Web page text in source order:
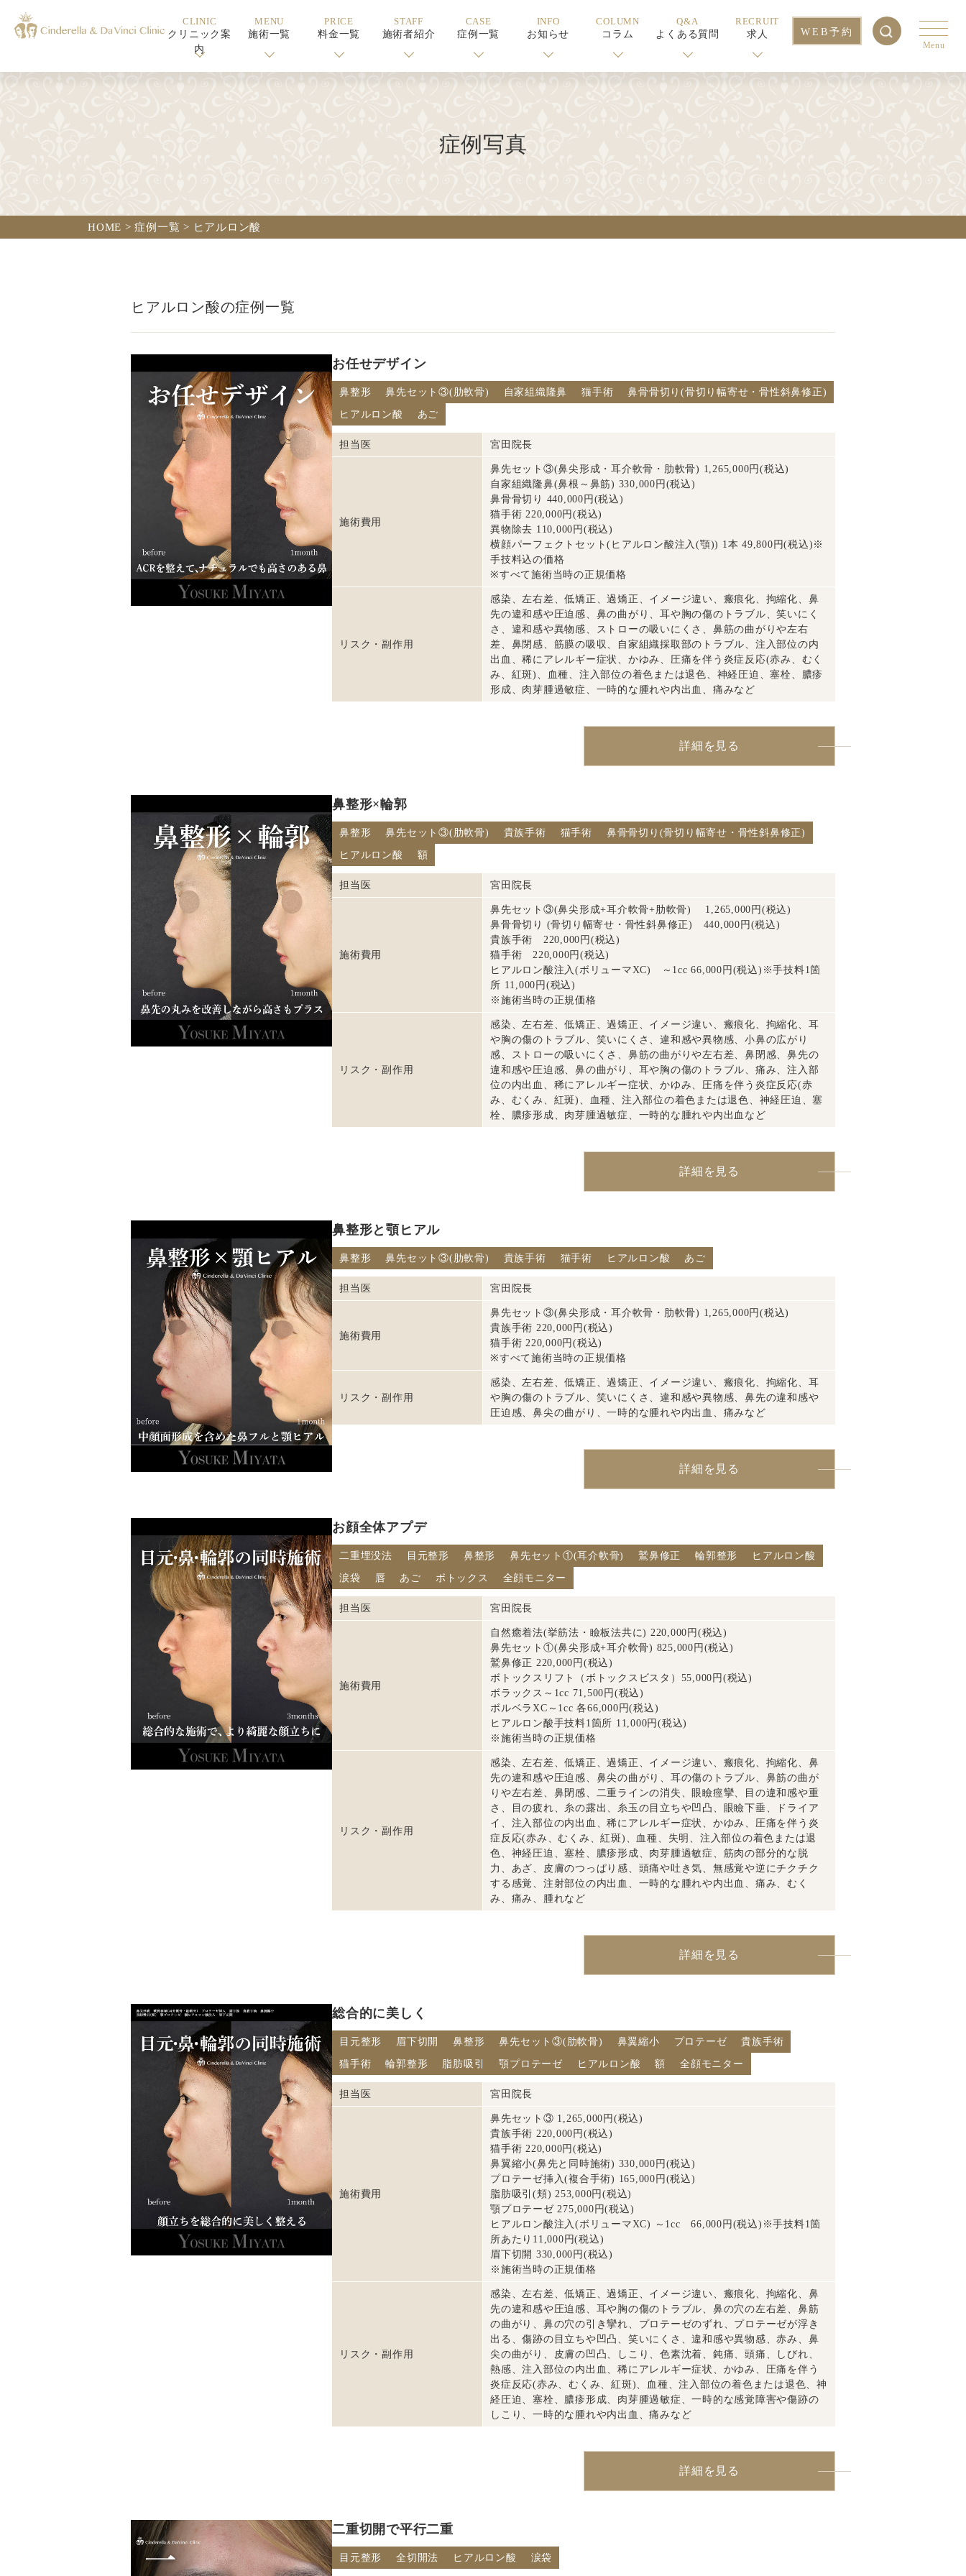
CLINIC
クリニック案
内
MENU
施術一覧
PRICE
料金一覧
STAFF
施術者紹介
CASE
症例一覧
INFO
お知らせ
COLUMN
コラム
Q&A
よくある質問
RECRUIT
求人
WEB予約
Menu
症例写真
HOME >症例一覧 > ヒアルロン酸
ヒアルロン酸の症例一覧
お任せデザイン
鼻整形 鼻先セット③(肋軟骨) 自家組織隆鼻 猫手術 鼻骨骨切り(骨切り幅寄せ・骨性斜鼻修正)
ヒアルロン酸 あご
担当医 宮田院長
施術費用
鼻先セット③(鼻尖形成・耳介軟骨・肋軟骨) 1,265,000円(税込)
自家組織隆鼻(鼻根～鼻筋) 330,000円(税込)
鼻骨骨切り 440,000円(税込)
猫手術 220,000円(税込)
異物除去 110,000円(税込)
横顔パーフェクトセット(ヒアルロン酸注入(顎)) 1本 49,800円(税込)※
手技料込の価格
※すべて施術当時の正規価格
リスク・副作用
感染、左右差、低矯正、過矯正、イメージ違い、瘢痕化、拘縮化、鼻
先の違和感や圧迫感、鼻の曲がり、耳や胸の傷のトラブル、笑いにく
さ、違和感や異物感、ストローの吸いにくさ、鼻筋の曲がりや左右
差、鼻閉感、筋膜の吸収、自家組織採取部のトラブル、注入部位の内
出血、稀にアレルギー症状、かゆみ、圧痛を伴う炎症反応(赤み、むく
み、紅斑)、血種、注入部位の着色または退色、神経圧迫、塞栓、膿疹
形成、肉芽腫過敏症、一時的な腫れや内出血、痛みなど
詳細を見る
鼻整形×輪郭
鼻整形 鼻先セット③(肋軟骨) 貴族手術 猫手術 鼻骨骨切り(骨切り幅寄せ・骨性斜鼻修正)
ヒアルロン酸 額
担当医 宮田院長
施術費用
鼻先セット③(鼻尖形成+耳介軟骨+肋軟骨) 1,265,000円(税込)
鼻骨骨切り (骨切り幅寄せ・骨性斜鼻修正) 440,000円(税込)
貴族手術 220,000円(税込)
猫手術 220,000円(税込)
ヒアルロン酸注入(ボリューマXC) ～1cc 66,000円(税込)※手技料1箇
所 11,000円(税込)
※施術当時の正規価格
リスク・副作用
感染、左右差、低矯正、過矯正、イメージ違い、瘢痕化、拘縮化、耳
や胸の傷のトラブル、笑いにくさ、違和感や異物感、小鼻の広がり
感、ストローの吸いにくさ、鼻筋の曲がりや左右差、鼻閉感、鼻先の
違和感や圧迫感、鼻の曲がり、耳や胸の傷のトラブル、痛み、注入部
位の内出血、稀にアレルギー症状、かゆみ、圧痛を伴う炎症反応(赤
み、むくみ、紅斑)、血種、注入部位の着色または退色、神経圧迫、塞
栓、膿疹形成、肉芽腫過敏症、一時的な腫れや内出血など
詳細を見る
鼻整形と顎ヒアル
鼻整形 鼻先セット③(肋軟骨) 貴族手術 猫手術 ヒアルロン酸 あご
担当医 宮田院長
施術費用
鼻先セット③(鼻尖形成・耳介軟骨・肋軟骨) 1,265,000円(税込)
貴族手術 220,000円(税込)
猫手術 220,000円(税込)
※すべて施術当時の正規価格
リスク・副作用
感染、左右差、低矯正、過矯正、イメージ違い、瘢痕化、拘縮化、耳
や胸の傷のトラブル、笑いにくさ、違和感や異物感、鼻先の違和感や
圧迫感、鼻尖の曲がり、一時的な腫れや内出血、痛みなど
詳細を見る
お顔全体アプデ
二重埋没法 目元整形 鼻整形 鼻先セット①(耳介軟骨) 鷲鼻修正 輪郭整形 ヒアルロン酸
涙袋 唇 あご ボトックス 全顔モニター
担当医 宮田院長
施術費用
自然癒着法(挙筋法・瞼板法共に) 220,000円(税込)
鼻先セット①(鼻尖形成+耳介軟骨) 825,000円(税込)
鷲鼻修正 220,000円(税込)
ボトックスリフト（ボトックスビスタ）55,000円(税込)
ボラックス～1cc 71,500円(税込)
ボルベラXC～1cc 各66,000円(税込)
ヒアルロン酸手技料1箇所 11,000円(税込)
※施術当時の正規価格
リスク・副作用
感染、左右差、低矯正、過矯正、イメージ違い、瘢痕化、拘縮化、鼻
先の違和感や圧迫感、鼻尖の曲がり、耳の傷のトラブル、鼻筋の曲が
りや左右差、鼻閉感、二重ラインの消失、眼瞼痙攣、目の違和感や重
さ、目の疲れ、糸の露出、糸玉の目立ちや凹凸、眼瞼下垂、ドライア
イ、注入部位の内出血、稀にアレルギー症状、かゆみ、圧痛を伴う炎
症反応(赤み、むくみ、紅斑)、血種、失明、注入部位の着色または退
色、神経圧迫、塞栓、膿疹形成、肉芽腫過敏症、筋肉の部分的な脱
力、あざ、皮膚のつっぱり感、頭痛や吐き気、無感覚や逆にチクチク
する感覚、注射部位の内出血、一時的な腫れや内出血、痛み、むく
み、痛み、腫れなど
詳細を見る
総合的に美しく
目元整形 眉下切開 鼻整形 鼻先セット③(肋軟骨) 鼻翼縮小 プロテーゼ 貴族手術
猫手術 輪郭整形 脂肪吸引 顎プロテーゼ ヒアルロン酸 額 全顔モニター
担当医 宮田院長
施術費用
鼻先セット③ 1,265,000円(税込)
貴族手術 220,000円(税込)
猫手術 220,000円(税込)
鼻翼縮小(鼻先と同時施術) 330,000円(税込)
プロテーゼ挿入(複合手術) 165,000円(税込)
脂肪吸引(頬) 253,000円(税込)
顎プロテーゼ 275,000円(税込)
ヒアルロン酸注入(ボリューマXC) ～1cc 66,000円(税込)※手技料1箇
所あたり11,000円(税込)
眉下切開 330,000円(税込)
※施術当時の正規価格
リスク・副作用
感染、左右差、低矯正、過矯正、イメージ違い、瘢痕化、拘縮化、鼻
先の違和感や圧迫感、耳や胸の傷のトラブル、鼻の穴の左右差、鼻筋
の曲がり、鼻の穴の引き攣れ、プロテーゼのずれ、プロテーゼが浮き
出る、傷跡の目立ちや凹凸、笑いにくさ、違和感や異物感、赤み、鼻
尖の曲がり、皮膚の凹凸、しこり、色素沈着、鈍痛、頭痛、しびれ、
熱感、注入部位の内出血、稀にアレルギー症状、かゆみ、圧痛を伴う
炎症反応(赤み、むくみ、紅斑)、血種、注入部位の着色または退色、神
経圧迫、塞栓、膿疹形成、肉芽腫過敏症、一時的な感覚障害や傷跡の
しこり、一時的な腫れや内出血、痛みなど
詳細を見る
二重切開で平行二重
目元整形 全切開法 ヒアルロン酸 涙袋